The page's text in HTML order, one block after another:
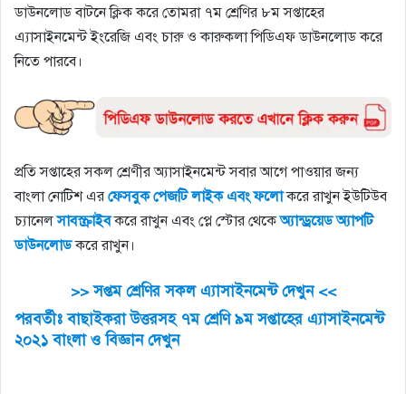
ডাউনলোড বাটনে ক্লিক করে তোমরা ৭ম শ্রেণির ৮ম সপ্তাহের
এ্যাসাইনমেন্ট ইংরেজি এবং চারু ও কারুকলা পিডিএফ ডাউনলোড করে
নিতে পারবে।
প্রতি সপ্তাহের সকল শ্রেণীর অ্যাসাইনমেন্ট সবার আগে পাওয়ার জন্য
বাংলা নোটিশ এর ফেসবুক পেজটি লাইক এবং ফলো করে রাখুন ইউটিউব
চ্যানেলসাবস্ক্রাইবকরে রাখুন এবং প্লে স্টোর থেকেঅ্যান্ড্রয়েড অ্যাপটি
ডাউনলোডকরে রাখুন।
>> সপ্তম শ্রেণির সকল এ্যাসাইনমেন্ট দেখুন <<
পরবর্তীঃ বাছাইকরা উত্তরসহ ৭ম শ্রেণি ৯ম সপ্তাহের এ্যাসাইনমেন্ট
২০২১ বাংলা ও বিজ্ঞান দেখুন